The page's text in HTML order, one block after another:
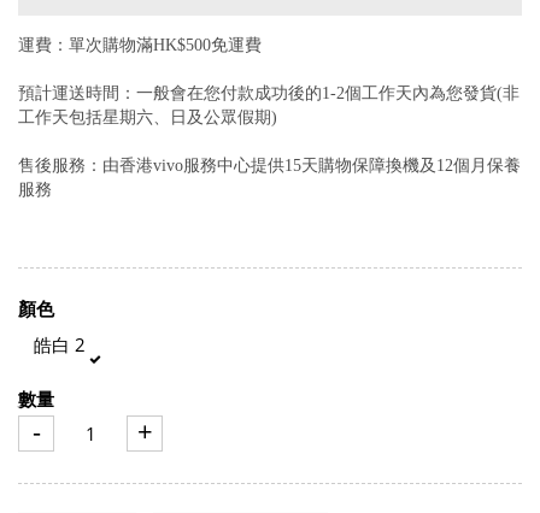
運費：單次購物滿HK$500免運費
預計運送時間：一般會在您付款成功後的1-2個工作天內為您發貨(非
工作天包括星期六、日及公眾假期)
售後服務：由香港vivo服務中心提供15天購物保障換機及12個月保養
服務
顏色
皓白 2
數量
- +